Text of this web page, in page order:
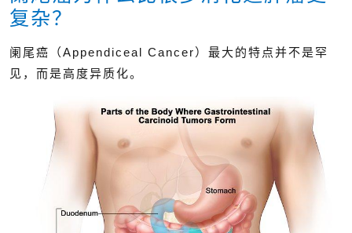
复杂？
阑尾癌（Appendiceal Cancer）最大的特点并不是罕
见，而是高度异质化。